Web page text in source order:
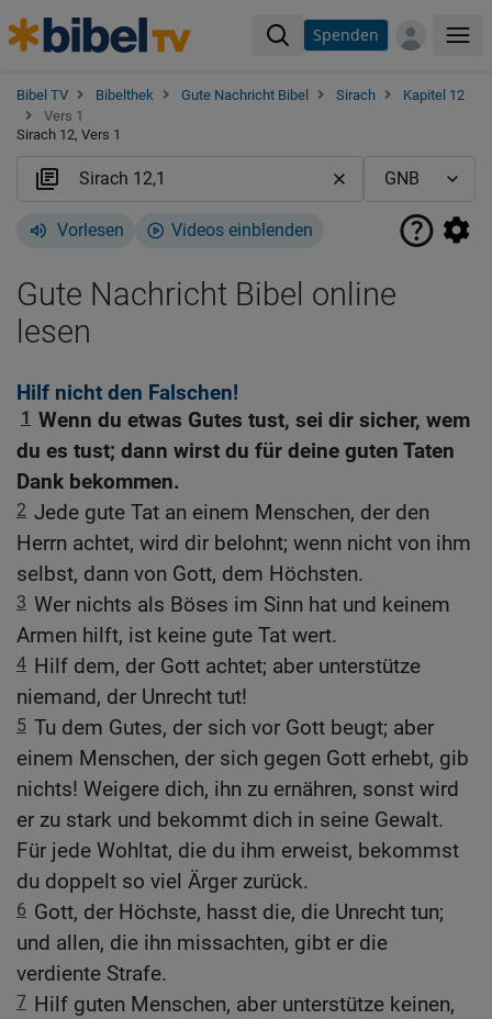
Spenden
Bibel TV Bibelthek Gute Nachricht Bibel Sirach
Kapitel 12
Vers 1
Sirach 12, Vers 1
Vorlesen Videos einblenden
Gute Nachricht Bibel online
lesen
Hilf nicht den Falschen!
1 Wenn du etwas Gutes tust, sei dir sicher, wem
du es tust; dann wirst du für deine guten Taten
Dank bekommen.
2 Jede gute Tat an einem Menschen, der den
Herrn achtet, wird dir belohnt; wenn nicht von ihm
selbst, dann von Gott, dem Höchsten.
3 Wer nichts als Böses im Sinn hat und keinem
Armen hilft, ist keine gute Tat wert.
4 Hilf dem, der Gott achtet; aber unterstütze
niemand, der Unrecht tut!
5 Tu dem Gutes, der sich vor Gott beugt; aber
einem Menschen, der sich gegen Gott erhebt, gib
nichts! Weigere dich, ihn zu ernähren, sonst wird
er zu stark und bekommt dich in seine Gewalt.
Für jede Wohltat, die du ihm erweist, bekommst
du doppelt so viel Ärger zurück.
6 Gott, der Höchste, hasst die, die Unrecht tun;
und allen, die ihn missachten, gibt er die
verdiente Strafe.
7 Hilf guten Menschen, aber unterstütze keinen,